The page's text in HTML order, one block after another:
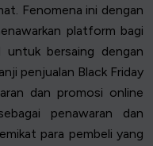
Fenomena ini dengan
platform bagi
bersaing dengan
penjualan Black Friday
dan promosi online
penawaran dan
para pembeli yang